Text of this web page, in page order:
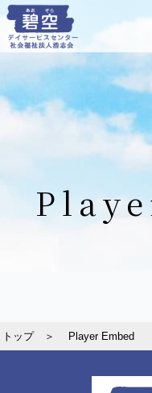
トップ ＞ Player Embed